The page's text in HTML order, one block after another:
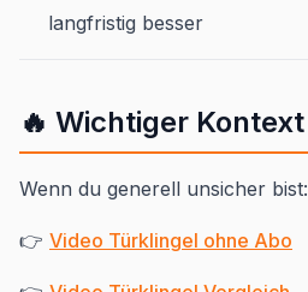
langfristig besser
🔥 Wichtiger Kontext
Wenn du generell unsicher bist:
👉 Video Türklingel ohne Abo